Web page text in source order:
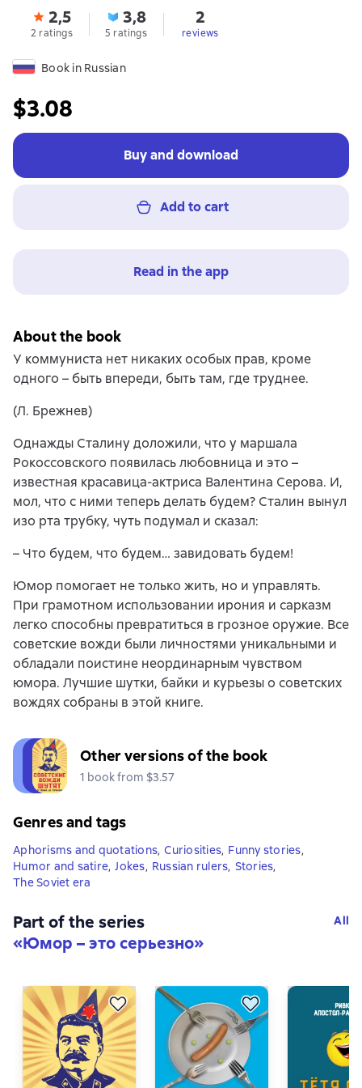
2,5
2 ratings
3,8
5 ratings
2
reviews
Book in Russian
$3.08
Buy and download
Add to cart
Read in the app
About the book
У коммуниста нет никаких особых прав, кроме
одного – быть впереди, быть там, где труднее.
(Л. Брежнев)
Однажды Сталину доложили, что у маршала
Рокоссовского появилась любовница и это –
известная красавица-актриса Валентина Серова. И,
мол, что с ними теперь делать будем? Сталин вынул
изо рта трубку, чуть подумал и сказал:
– Что будем, что будем… завидовать будем!
Юмор помогает не только жить, но и управлять.
При грамотном использовании ирония и сарказм
легко способны превратиться в грозное оружие. Все
советские вожди были личностями уникальными и
обладали поистине неординарным чувством
юмора. Лучшие шутки, байки и курьезы о советских
вождях собраны в этой книге.
Other versions of the book
1 book from $3.57
Genres and tags
Aphorisms and quotations, Curiosities, Funny stories,
Humor and satire, Jokes, Russian rulers, Stories,
The Soviet era
Part of the series
«Юмор – это серьезно»
All